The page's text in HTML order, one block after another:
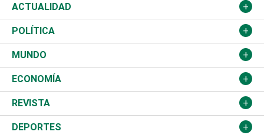
ACTUALIDAD
Nacional
Ciudad
Educación
Salud
Justicia
POLÍTICA
Partidos
JCE
TSE
Congreso Nacional
MUNDO
Estados Unidos
América Latina
Haití
ECONOMÍA
Finanzas
Turismo
REVISTA
Música
DEPORTES